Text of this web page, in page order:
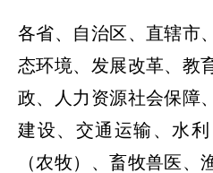
各省、自治区、直辖市
态环境、发展改革、教
政、人力资源社会保障
建设、交通运输、水
（农牧）、畜牧兽医、